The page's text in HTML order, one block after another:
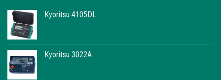
Kyoritsu 4105DL
Kyoritsu 3022A